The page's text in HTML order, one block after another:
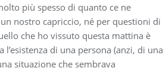
più spesso di quanto ce ne
nostro capriccio, né per questioni di
che ho vissuto questa mattina è
di una persona (anzi, di una
situazione che sembrava